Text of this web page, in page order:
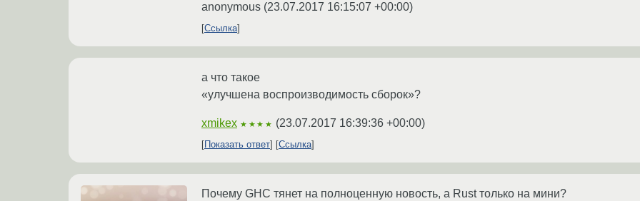
anonymous (23.07.2017 16:15:07 +00:00)
Ссылка
а что такое
«улучшена воспроизводимость сборок»?
xmikex ★★★★ (23.07.2017 16:39:36 +00:00)
Показать ответ Ссылка
Почему GHC тянет на полноценную новость, а Rust только на мини?